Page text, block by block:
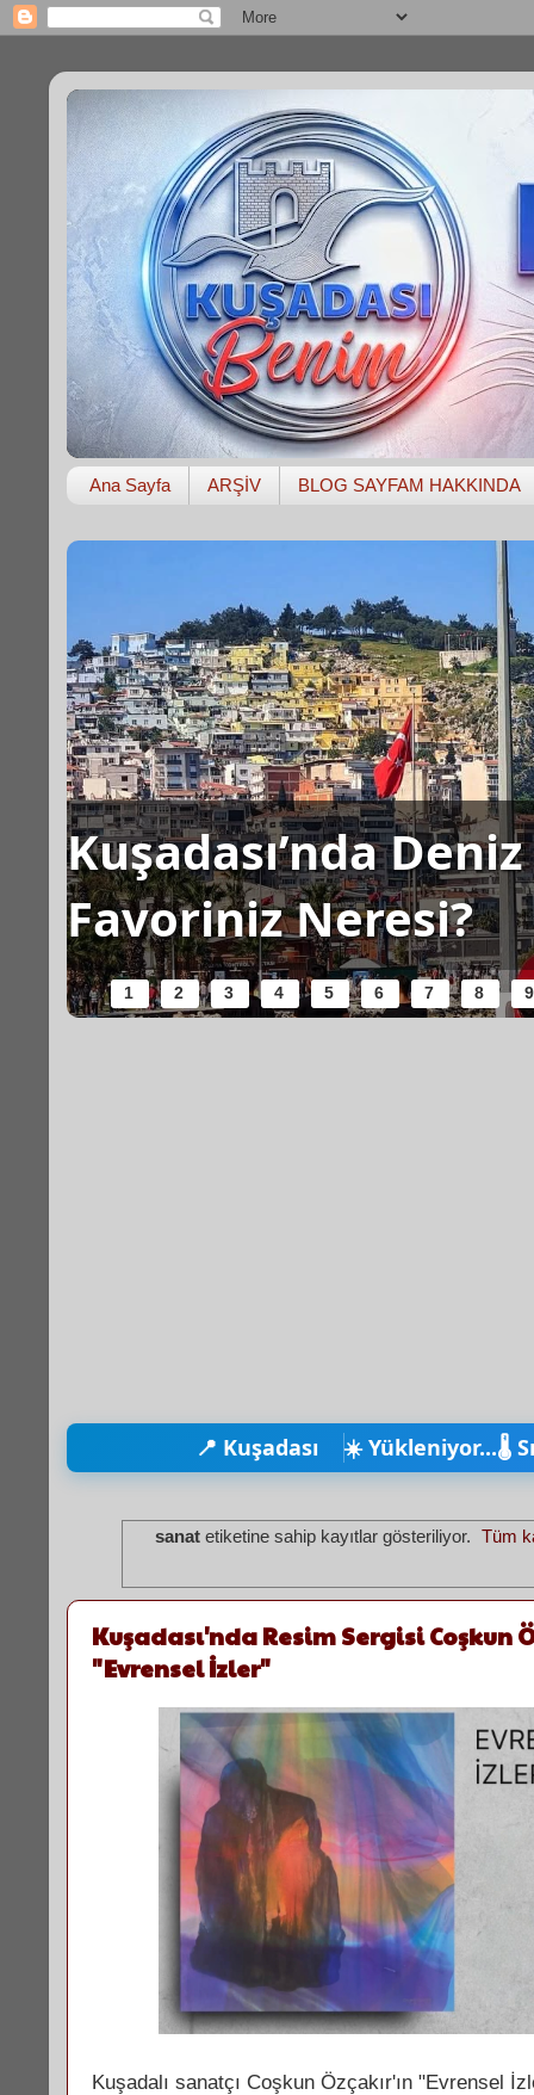
Ana Sayfa ARŞİV BLOG SAYFAM HAKKINDA
Kuşadası’nda
Favoriniz Neresi?
1 2 3 4 5 6 7 8 9
📍 Kuşadası ☀️ Yükleniyor...🌡️
sanatetiketine sahip kayıtlar gösteriliyor. Tüm
Kuşadası'nda Resim Sergisi Coşkun
"Evrensel İzler"
Kuşadalı sanatçı Coşkun Özçakır'ın "Evrensel